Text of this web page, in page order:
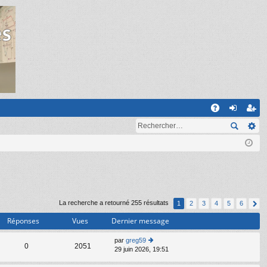
on ns
cri
La recherche a retourné 255 résultats 1 2 3 4 5 6
Réponses Vues Dernier message
0 2051
par greg59
o
29 juin 2026, 19:51